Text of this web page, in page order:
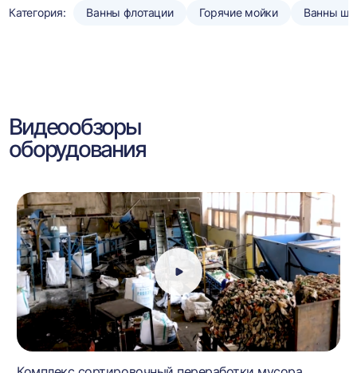
Категория: Ванны флотации Горячие мойки Ванны
Видеообзоры
оборудования